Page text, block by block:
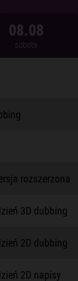
08.08
sobota
rozszerzona
3D dubbing
2D dubbing
2D napisy